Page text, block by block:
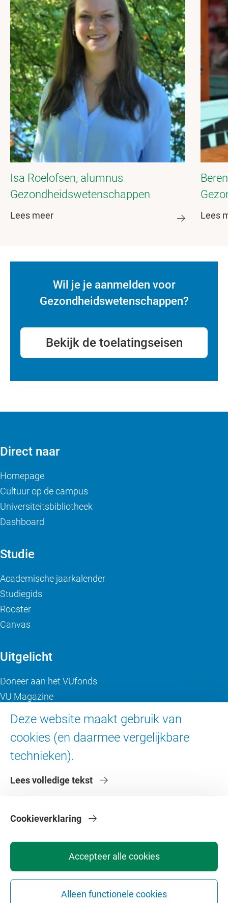
Isa Roelofsen, alumnus
Gezondheidswetenschappen
Lees meer Lees
Wil je je aanmelden voor
Gezondheidswetenschappen?
Bekijk de toelatingseisen
Deze website maakt gebruik van
cookies (en daarmee vergelijkbare
technieken).
Lees volledige tekst
Accepteer alle cookies
Alleen functionele cookies
Cookieverklaring
Direct naar
Homepage
Cultuur op de campus
Universiteitsbibliotheek
Dashboard
Studie
Academische jaarkalender
Studiegids
Rooster
Canvas
Uitgelicht
Doneer aan het VUfonds
VU Magazine
Digitale toegankelijkheid
Over de VU
Contact en route
Faculteiten